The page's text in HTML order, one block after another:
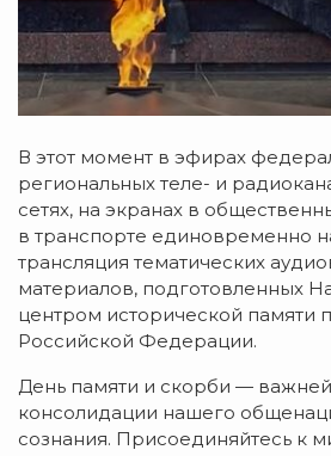
В этот момент в эфирах
региональных теле- и
сетях, на экранах в
в транспорте единовременно
трансляция тематических
материалов, подготовленных
центром исторической памяти
Российской Федерации.
День памяти и скорби —
консолидации нашего
сознания. Присоединяйтесь к